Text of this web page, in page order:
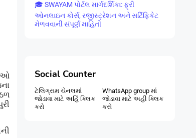
🎓 SWAYAM પોર્ટલ માર્ગદર્શિકા: ફ્રી
ઓનલાઇન કોર્સ, રજીસ્ટ્રેશન અને સર્ટિફિકેટ
મેળવવાની સંપૂર્ણ માહિતી
Social Counter
ટેલિગ્રામ ચેનલમાં
જોડાવા માટે અહિં ક્લિક
કરો
WhatsApp group માં
જોડાવા માટે અહી ક્લિક
કરો